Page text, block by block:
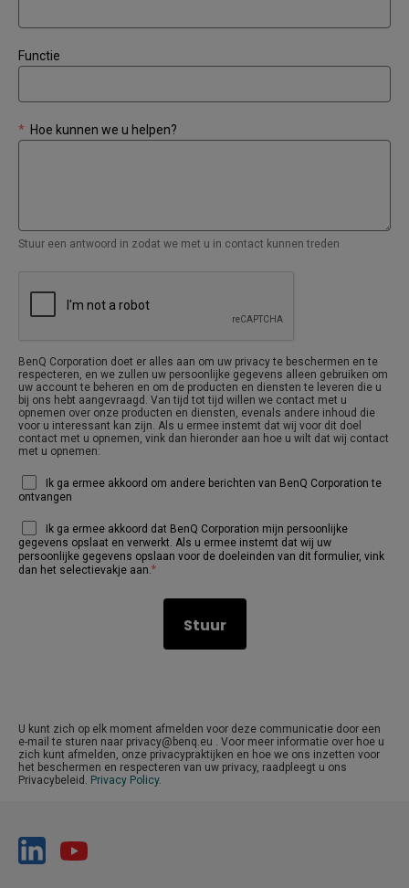
Functie
Hoe kunnen we u helpen?
*
Stuur een antwoord in zodat we met u in contact kunnen treden
BenQ Corporation doet er alles aan om uw privacy te beschermen en te
respecteren, en we zullen uw persoonlijke gegevens alleen gebruiken om
uw account te beheren en om de producten en diensten te leveren die u
bij ons hebt aangevraagd. Van tijd tot tijd willen we contact met u
opnemen over onze producten en diensten, evenals andere inhoud die
voor u interessant kan zijn. Als u ermee instemt dat wij voor dit doel
contact met u opnemen, vink dan hieronder aan hoe u wilt dat wij contact
met u opnemen:
Ik ga ermee akkoord om andere berichten van BenQ Corporation te
ontvangen
Ik ga ermee akkoord dat BenQ Corporation mijn persoonlijke
gegevens opslaat en verwerkt. Als u ermee instemt dat wij uw
persoonlijke gegevens opslaan voor de doeleinden van dit formulier, vink
dan het selectievakje aan.*
U kunt zich op elk moment afmelden voor deze communicatie door een
e-mail te sturen naar privacy@benq.eu . Voor meer informatie over hoe u
zich kunt afmelden, onze privacypraktijken en hoe we ons inzetten voor
het beschermen en respecteren van uw privacy, raadpleegt u ons
Privacybeleid. Privacy Policy.